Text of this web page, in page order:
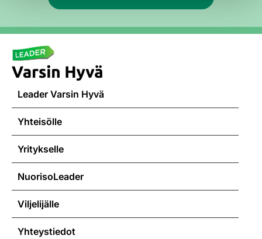
Leader Varsin Hyvä
Yhteisölle
Yritykselle
NuorisoLeader
Viljelijälle
Yhteystiedot